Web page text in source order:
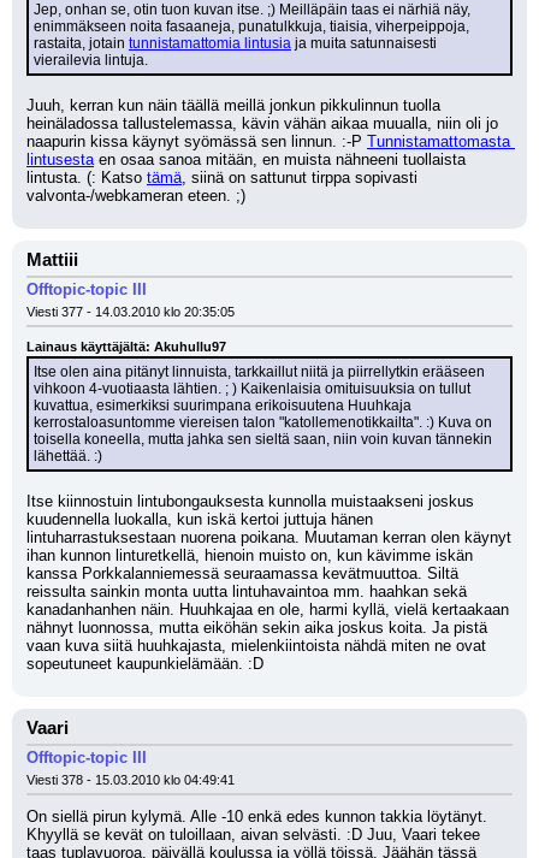
Jep, onhan se, otin tuon kuvan itse. ;) Meilläpäin taas ei närhiä näy,
enimmäkseen noita fasaaneja, punatulkkuja, tiaisia, viherpeippoja,
rastaita, jotain tunnistamattomia lintusia ja muita satunnaisesti
vierailevia lintuja.
Juuh, kerran kun näin täällä meillä jonkun pikkulinnun tuolla
heinäladossa tallustelemassa, kävin vähän aikaa muualla, niin oli jo
naapurin kissa käynyt syömässä sen linnun. :-P Tunnistamattomasta
lintusesta en osaa sanoa mitään, en muista nähneeni tuollaista
lintusta. (: Katso tämä, siinä on sattunut tirppa sopivasti
valvonta-/webkameran eteen. ;)
Mattiii
Offtopic-topic III
Viesti 377 - 14.03.2010 klo 20:35:05
Lainaus käyttäjältä: Akuhullu97
Itse olen aina pitänyt linnuista, tarkkaillut niitä ja piirrellytkin erääseen
vihkoon 4-vuotiaasta lähtien. ; ) Kaikenlaisia omituisuuksia on tullut
kuvattua, esimerkiksi suurimpana erikoisuutena Huuhkaja
kerrostaloasuntomme viereisen talon "katollemenotikkailta". :) Kuva on
toisella koneella, mutta jahka sen sieltä saan, niin voin kuvan tännekin
lähettää. :)
Itse kiinnostuin lintubongauksesta kunnolla muistaakseni joskus
kuudennella luokalla, kun iskä kertoi juttuja hänen
lintuharrastuksestaan nuorena poikana. Muutaman kerran olen käynyt
ihan kunnon linturetkellä, hienoin muisto on, kun kävimme iskän
kanssa Porkkalanniemessä seuraamassa kevätmuuttoa. Siltä
reissulta sainkin monta uutta lintuhavaintoa mm. haahkan sekä
kanadanhanhen näin. Huuhkajaa en ole, harmi kyllä, vielä kertaakaan
nähnyt luonnossa, mutta eiköhän sekin aika joskus koita. Ja pistä
vaan kuva siitä huuhkajasta, mielenkiintoista nähdä miten ne ovat
sopeutuneet kaupunkielämään. :D
Vaari
Offtopic-topic III
Viesti 378 - 15.03.2010 klo 04:49:41
On siellä pirun kylymä. Alle -10 enkä edes kunnon takkia löytänyt.
Khyyllä se kevät on tuloillaan, aivan selvästi. :D Juu, Vaari tekee
taas tuplavuoroa, päivällä koulussa ja yöllä töissä. Jäähän tässä